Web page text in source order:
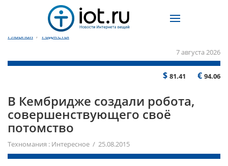
Главная / Гаджеты
7 августа 2026
$ 81.41 € 94.06
В Кембридже создали робота,
совершенствующего своё
потомство
Техномания : Интересное / 25.08.2015